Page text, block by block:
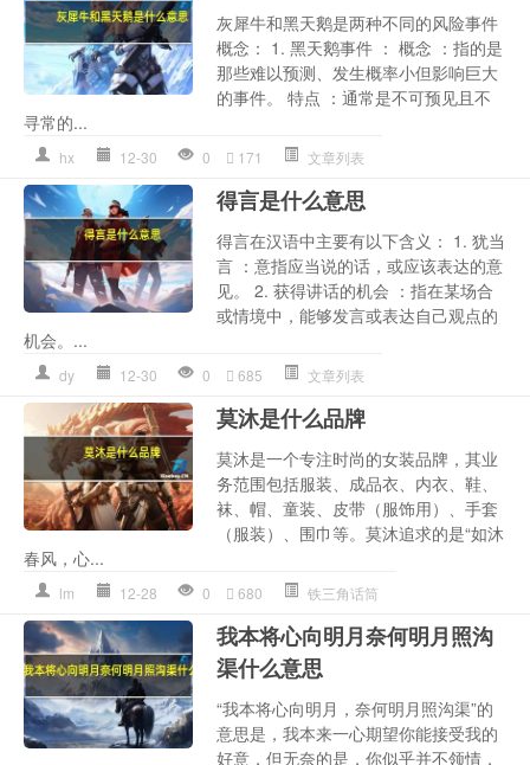
灰犀牛和黑天鹅是两种不同的风险事件
概念： 1. 黑天鹅事件 ： 概念 ：指的是
那些难以预测、发生概率小但影响巨大
的事件。 特点 ：通常是不可预见且不
寻常的...
hx 12-30 0 171 文章列表
得言是什么意思
得言在汉语中主要有以下含义： 1. 犹当
言 ：意指应当说的话，或应该表达的意
见。 2. 获得讲话的机会 ：指在某场合
或情境中，能够发言或表达自己观点的
机会。...
dy 12-30 0 685 文章列表
莫沐是什么品牌
莫沐是一个专注时尚的女装品牌，其业
务范围包括服装、成品衣、内衣、鞋、
袜、帽、童装、皮带（服饰用）、手套
（服装）、围巾等。莫沐追求的是“如沐
春风，心...
lm 12-28 0 680 铁三角话筒
我本将心向明月奈何明月照沟
渠什么意思
“我本将心向明月，奈何明月照沟渠”的
意思是，我本来一心期望你能接受我的
好意，但无奈的是，你似乎并不领情，